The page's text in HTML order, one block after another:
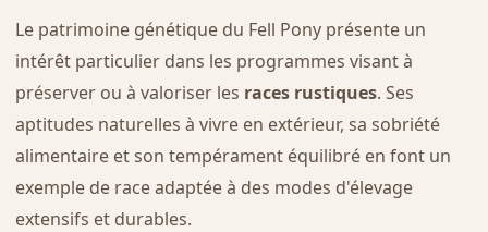
Le patrimoine génétique du Fell Pony présente un
intérêt particulier dans les programmes visant à
préserver ou à valoriser les races rustiques. Ses
aptitudes naturelles à vivre en extérieur, sa sobriété
alimentaire et son tempérament équilibré en font un
exemple de race adaptée à des modes d'élevage
extensifs et durables.